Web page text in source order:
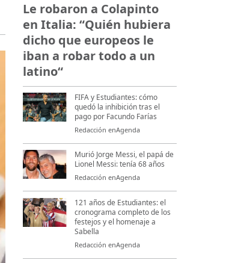
Le robaron a Colapinto
en Italia: “Quién hubiera
dicho que europeos le
iban a robar todo a un
latino“
FIFA y Estudiantes: cómo
quedó la inhibición tras el
pago por Facundo Farías
Redacción enAgenda
Murió Jorge Messi, el papá de
Lionel Messi: tenía 68 años
Redacción enAgenda
121 años de Estudiantes: el
cronograma completo de los
festejos y el homenaje a
Sabella
Redacción enAgenda